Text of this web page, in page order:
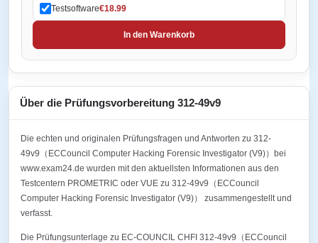
Testsoftware€18.99
In den Warenkorb
Über die Prüfungsvorbereitung 312-49v9
Die echten und originalen Prüfungsfragen und Antworten zu 312-
49v9（ECCouncil Computer Hacking Forensic Investigator (V9)）bei
www.exam24.de wurden mit den aktuellsten Informationen aus den
Testcentern PROMETRIC oder VUE zu 312-49v9（ECCouncil
Computer Hacking Forensic Investigator (V9)） zusammengestellt und
verfasst.
Die Prüfungsunterlage zu EC-COUNCIL CHFI 312-49v9（ECCouncil